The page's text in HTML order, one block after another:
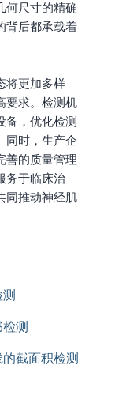
何尺寸的精确
背后都承载着
将更加多样
要求。检测机
备，优化检测
同时，生产企
善的质量管理
务于临床治
同推动神经肌
测
截面积检测